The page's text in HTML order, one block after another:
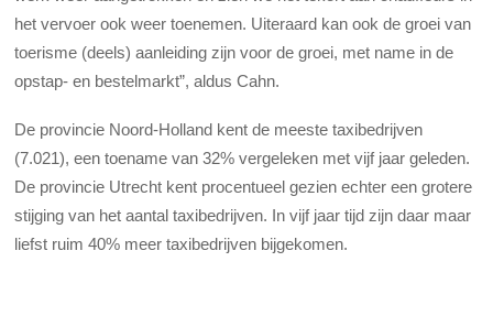
het vervoer ook weer toenemen. Uiteraard kan ook de groei van
toerisme (deels) aanleiding zijn voor de groei, met name in de
opstap- en bestelmarkt”, aldus Cahn.
De provincie Noord-Holland kent de meeste taxibedrijven
(7.021), een toename van 32% vergeleken met vijf jaar geleden.
De provincie Utrecht kent procentueel gezien echter een grotere
stijging van het aantal taxibedrijven. In vijf jaar tijd zijn daar maar
liefst ruim 40% meer taxibedrijven bijgekomen.